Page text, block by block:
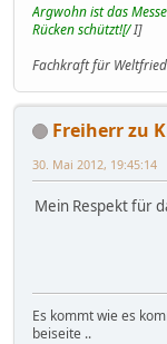
Argwohn ist das
Rücken schützt![/I]
Fachkraft für
Freiherr zu
30. Mai 2012, 19:45:14
Mein Respekt für
Es kommt wie es
beiseite ..